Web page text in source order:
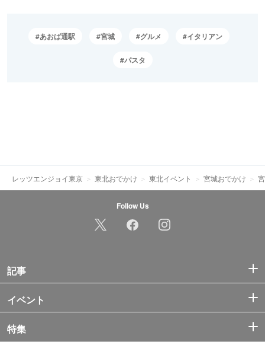
あおば通駅 宮城 グルメ イタリアン
パスタ
レッツエンジョイ東京 東北おでかけ 東北イベント 宮城おでかけ
Follow Us
記事
イベント
特集